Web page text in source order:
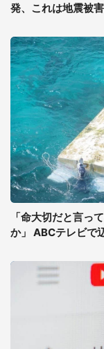
発、これは地震被
「命大切だと言っ
か」 ABCテレビで